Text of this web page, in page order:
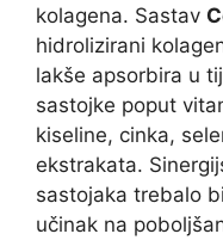
kolagena. Sastav
hidrolizirani
lakše apsorbira u
sastojke poput
kiseline, cinka,
ekstrakata.
sastojaka trebalo
učinak na